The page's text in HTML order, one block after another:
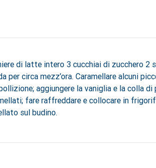
di latte intero 3 cucchiai di zucchero
circa mezz’ora. Caramellare alcuni
aggiungere la vaniglia e la colla
fare raffreddare e collocare in
sul budino.